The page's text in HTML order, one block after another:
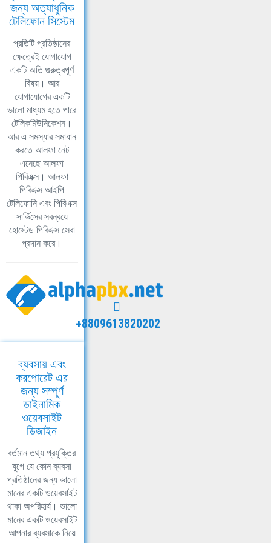
জন্য অত্যাধুনিক
টেলিফোন সিস্টেম
প্রতিটি প্রতিষ্ঠানের
ক্ষেত্রেই যোগাযোগ
একটি অতি গুরুত্বপূর্ণ
বিষয়। আর
যোগাযোগের একটি
ভালো মাধ্যম হতে পারে
টেলিকমিউনিকেশন।
আর এ সমস্যার সমাধান
করতে আলফা নেট
এনেছে আলফা
পিবিএক্স। আলফা
পিবিএক্স আইপি
টেলিফোনি এবং পিবিএক্স
সার্ভিসের সবন্বয়ে
হোস্টেড পিবিএক্স সেবা
প্রদান করে।
+8809613820202
ব্যবসায় এবং
করপোরেট এর
জন্য সম্পূর্ণ
ডাইনামিক
ওয়েবসাইট
ডিজাইন
বর্তমান তথ্য প্রযুক্তির
যুগে যে কোন ব্যবসা
প্রতিষ্ঠানের জন্য ভালো
মানের একটি ওয়েবসাইট
থাকা অপরিহার্য। ভালো
মানের একটি ওয়েবসাইট
আপনার ব্যবসাকে নিয়ে